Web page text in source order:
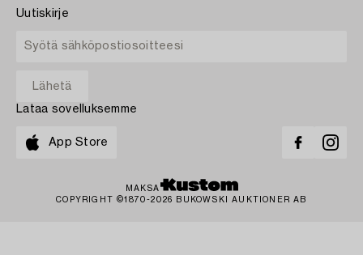
Uutiskirje
Lataa sovelluksemme
App Store
MAKSA
COPYRIGHT ©1870-2026 BUKOWSKI AUKTIONER AB